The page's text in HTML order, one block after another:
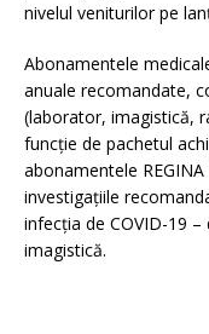
nivelul veniturilor pe
Abonamentele
anuale recomandate,
(laborator, imagistică,
funcție de pachetul
abonamentele
investigațiile
infecția de COVID-19
imagistică.